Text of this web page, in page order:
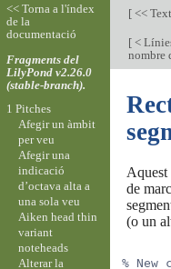
[<< Text
[<
nombre
Aquest
de
(o un
%
<< Torna a l'índex
de la
documentació
Fragments del
LilyPond v2.26.0
(stable-branch).
1 Pitches
Afegir un àmbit
per veu
Afegir una
indicació
d’octava alta a
una sola veu
Aiken head thin
variant
noteheads
Alterar la